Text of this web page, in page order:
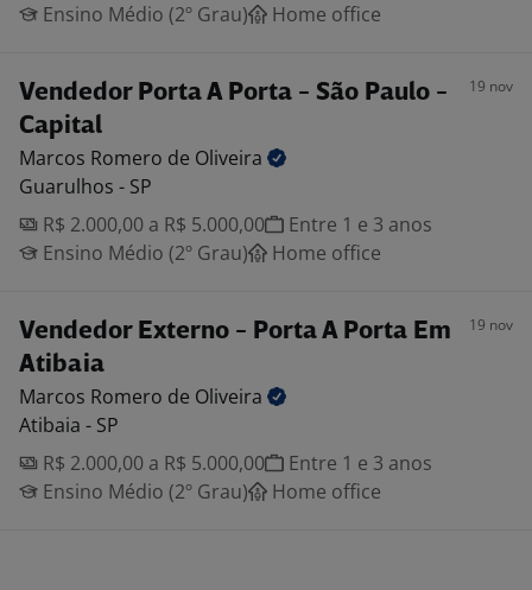
Ensino Médio (2º Grau)
Home office
Vendedor Porta A Porta - São Paulo -
Capital
19 nov
Marcos Romero de Oliveira
Guarulhos - SP
R$ 2.000,00 a R$ 5.000,00
Entre 1 e 3 anos
Ensino Médio (2º Grau)
Home office
Vendedor Externo - Porta A Porta Em
Atibaia
19 nov
Marcos Romero de Oliveira
Atibaia - SP
R$ 2.000,00 a R$ 5.000,00
Entre 1 e 3 anos
Ensino Médio (2º Grau)
Home office